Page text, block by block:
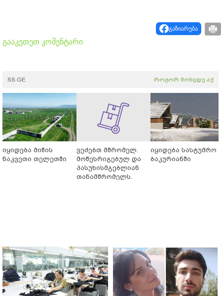
გაზიარება
გააკეთეთ კომენტარი
SS.GE როგორ მოხვდე აქ
იყიდება მიწის
ნაკვეთი თელეთში
ვეძებთ მშრომელ.
მოწესრიგებულ და
პასუხისმგებლიან
თანამშრომელს.
იყიდება სასტუმრო
ბაკურიანში